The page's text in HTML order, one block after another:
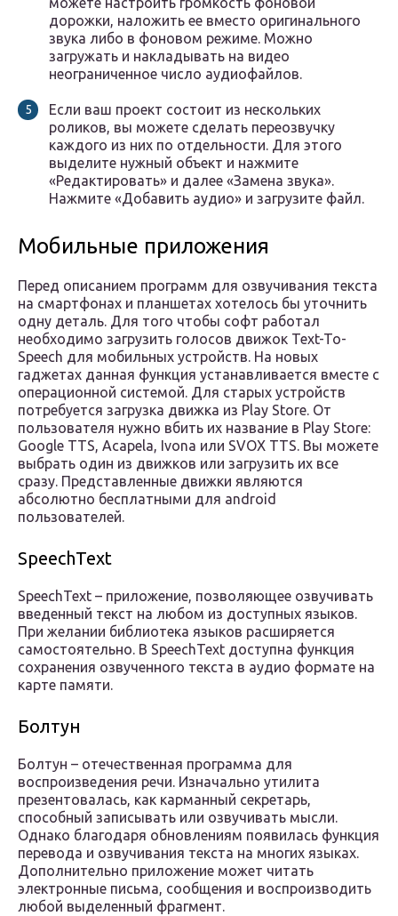
дорожки, наложить ее вместо оригинального
звука либо в фоновом режиме. Можно
загружать и накладывать на видео
неограниченное число аудиофайлов.
Если ваш проект состоит из нескольких
роликов, вы можете сделать переозвучку
каждого из них по отдельности. Для этого
выделите нужный объект и нажмите
«Редактировать» и далее «Замена звука».
Нажмите «Добавить аудио» и загрузите файл.
Мобильные приложения
Перед описанием программ для озвучивания текста
на смартфонах и планшетах хотелось бы уточнить
одну деталь. Для того чтобы софт работал
необходимо загрузить голосов движок Text-To-
Speech для мобильных устройств. На новых
гаджетах данная функция устанавливается вместе с
операционной системой. Для старых устройств
потребуется загрузка движка из Play Store. От
пользователя нужно вбить их название в Play Store:
Google TTS, Acapela, Ivona или SVOX TTS. Вы можете
выбрать один из движков или загрузить их все
сразу. Представленные движки являются
абсолютно бесплатными для android
пользователей.
SpeechText
SpeechText – приложение, позволяющее озвучивать
введенный текст на любом из доступных языков.
При желании библиотека языков расширяется
самостоятельно. В SpeechText доступна функция
сохранения озвученного текста в аудио формате на
карте памяти.
Болтун
Болтун – отечественная программа для
воспроизведения речи. Изначально утилита
презентовалась, как карманный секретарь,
способный записывать или озвучивать мысли.
Однако благодаря обновлениям появилась функция
перевода и озвучивания текста на многих языках.
Дополнительно приложение может читать
электронные письма, сообщения и воспроизводить
любой выделенный фрагмент.